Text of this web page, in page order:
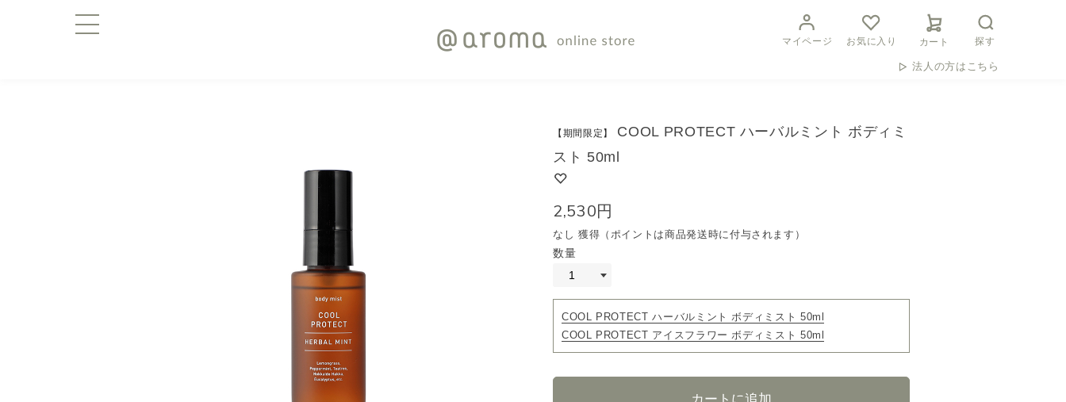
マイページ お気に入り カート 探す
法人の方はこちら
【期間限定】
COOL PROTECT ハーバルミント ボディミ
スト 50ml
2,530円
なし 獲得（ポイントは商品発送時に付与されます）
数量
COOL PROTECT ハーバルミント ボディミスト 50ml
COOL PROTECT アイスフラワー ボディミスト 50ml